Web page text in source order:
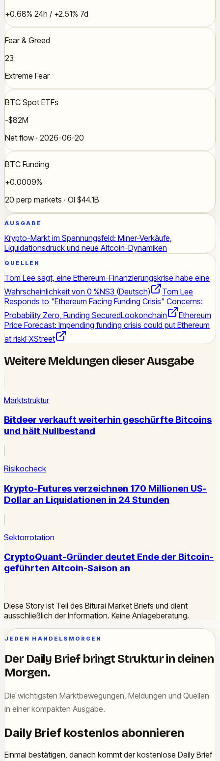
+0.68% 24h / +2.51% 7d
Fear & Greed
23
Extreme Fear
BTC Spot ETFs
-$82M
Net flow · 2026-06-20
BTC Funding
+0.0009%
20 perp markets · OI $44.1B
AUSGABE
Krypto-Markt im Spannungsfeld: Miner-Verkäufe,
Liquidationsdruck und neue Altcoin-Dynamiken
QUELLEN
Tom Lee sagt, eine Ethereum-Finanzierungskrise habe eine
Wahrscheinlichkeit von 0 %NS3 (Deutsch)
Tom Lee
Responds to "Ethereum Facing Funding Crisis" Concerns:
Probability Zero, Funding SecuredLookonchain
Ethereum
Price Forecast: Impending funding crisis could put Ethereum
at riskFXStreet
Weitere Meldungen dieser Ausgabe
Marktstruktur
Bitdeer verkauft weiterhin geschürfte Bitcoins
und hält Nullbestand
Risikocheck
Krypto-Futures verzeichnen 170 Millionen US-
Dollar an Liquidationen in 24 Stunden
Sektorrotation
CryptoQuant-Gründer deutet Ende der Bitcoin-
geführten Altcoin-Saison an
Diese Story ist Teil des Biturai Market Briefs und dient
ausschließlich der Information. Keine Anlageberatung.
JEDEN HANDELSMORGEN
Der Daily Brief bringt Struktur in deinen
Morgen.
Die wichtigsten Marktbewegungen, Meldungen und Quellen
in einer kompakten Ausgabe.
Daily Brief kostenlos abonnieren
Einmal bestätigen, danach kommt der kostenlose Daily Brief